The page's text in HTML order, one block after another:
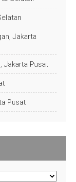
Jakarta
Jakarta Pusat
Pusat